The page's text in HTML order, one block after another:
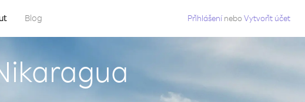
Blog Přihlášení neboVytvořit účet